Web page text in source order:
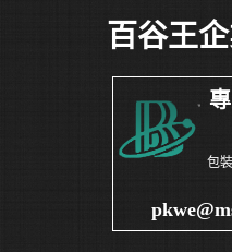
百谷王
包